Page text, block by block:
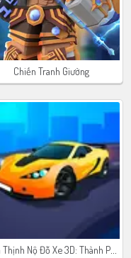
Chiến Tranh Giường
Cơn Thịnh Nộ Đỗ Xe 3D: Thành Phố Bãi Biển 2